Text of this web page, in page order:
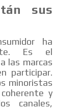
sus
ha
Es el
las marcas
participar.
minoristas
y
canales,